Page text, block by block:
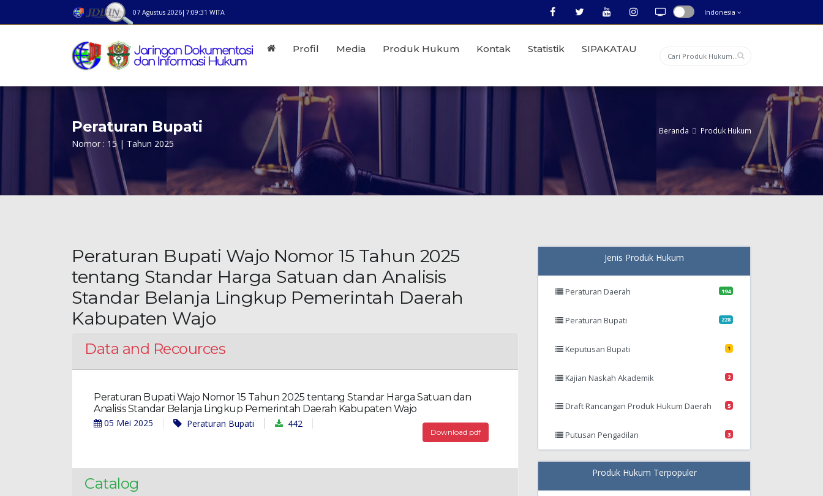
07 Agustus 2026| 7:09:31 WITA Indonesia
Profil Media Produk Hukum Kontak Statistik SIPAKATAU
Peraturan Bupati
Nomor : 15 | Tahun 2025
Beranda Produk Hukum
Peraturan Bupati Wajo Nomor 15 Tahun 2025
tentang Standar Harga Satuan dan Analisis
Standar Belanja Lingkup Pemerintah Daerah
Kabupaten Wajo
Data and Recources
Peraturan Bupati Wajo Nomor 15 Tahun 2025 tentang Standar Harga Satuan dan
Analisis Standar Belanja Lingkup Pemerintah Daerah Kabupaten Wajo
Download pdf
05 Mei 2025 Peraturan Bupati 442
Catalog
Jenis Produk Hukum
Peraturan Daerah 194
Peraturan Bupati 228
Keputusan Bupati 1
Kajian Naskah Akademik 2
Draft Rancangan Produk Hukum Daerah 5
Putusan Pengadilan 3
Produk Hukum Terpopuler